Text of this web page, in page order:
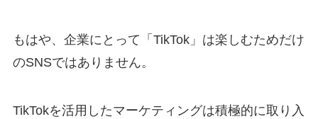
もはや、企業にとって「TikTok」は楽しむためだけ
のSNSではありません。
TikTokを活用したマーケティングは積極的に取り入